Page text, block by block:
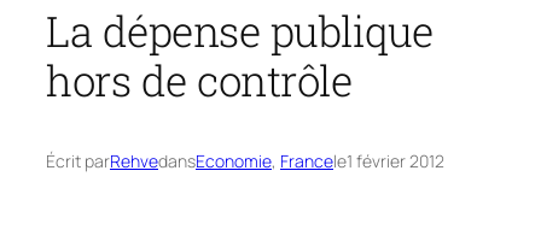
La dépense publique
hors de contrôle
Écrit parRehvedansEconomie, Francele1 février 2012